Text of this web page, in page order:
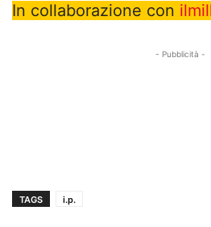
In collaborazione con
- Pubblicità -
TAGS i.p.